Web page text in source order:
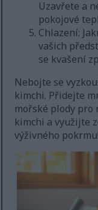
Uzavřete a
pokojové
Chlazení:
vašich
se kvašení
Nebojte se
kimchi. Přidejte
mořské plody
kimchi a využijte
výživného pokrmu!